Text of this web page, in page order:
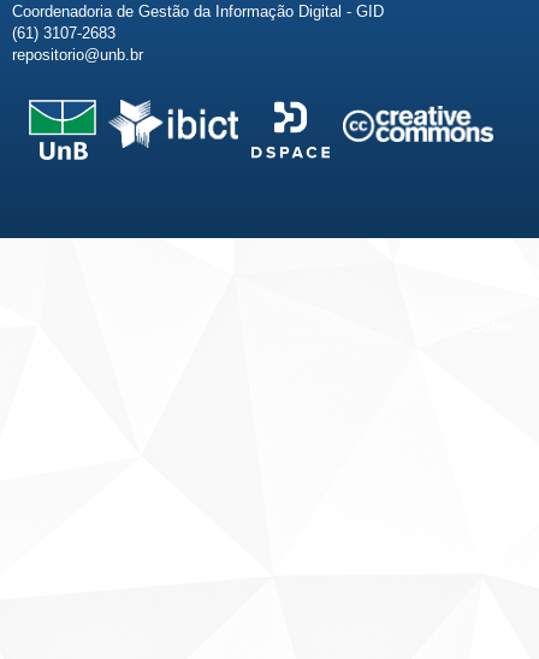
Coordenadoria de Gestão da Informação Digital - GID
(61) 3107-2683
repositorio@unb.br